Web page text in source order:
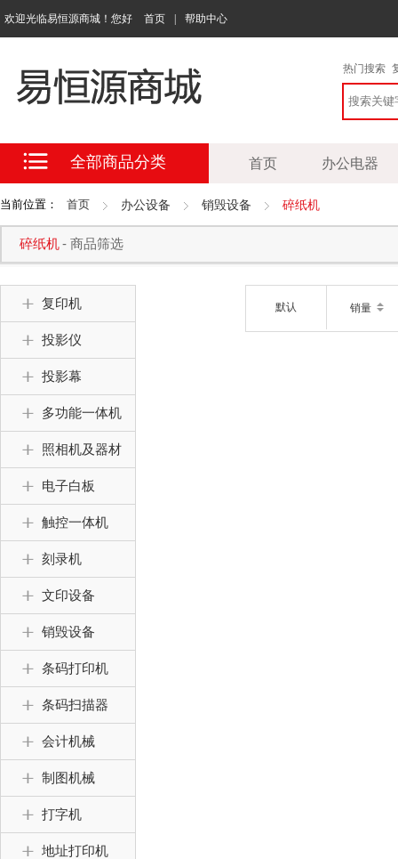
欢迎光临易恒源商城！您好 首页 帮助中心
热门搜索
全部商品分类 首页 办公电器
当前位置： 首页 办公设备 销毁设备 碎纸机
碎纸机- 商品筛选
复印机
投影仪
投影幕
多功能一体机
照相机及器材
电子白板
触控一体机
刻录机
文印设备
销毁设备
条码打印机
条码扫描器
会计机械
制图机械
打字机
地址打印机
默认 销量